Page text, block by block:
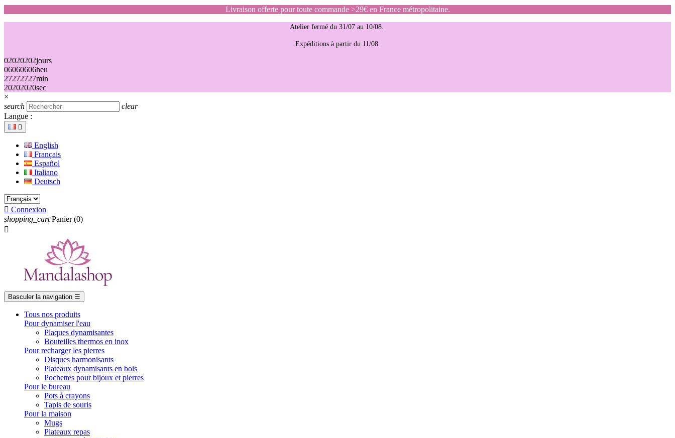
Livraison offerte pour toute commande >29€ en France métropolitaine.
Atelier fermé du 31/07 au 10/08.
Expéditions à partir du 11/08.
02020202jours
06060606heu
27272727min
20202020sec
×
search
clear
Langue :

English
Français
Español
Italiano
Deutsch
 Connexion
shopping_cart Panier (0)

Basculer la navigation ☰
Tous nos produits
Pour dynamiser l'eau
Plaques dynamisantes
Bouteilles thermos en inox
Pour recharger les pierres
Disques harmonisants
Plateaux dynamisants en bois
Pochettes pour bijoux et pierres
Pour le bureau
Pots à crayons
Tapis de souris
Pour la maison
Mugs
Plateaux repas